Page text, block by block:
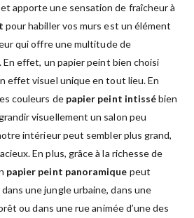
apporte une sensation de fraîcheur à
pour habiller vos murs est un élément
qui offre une multitude de
effet, un papier peint bien choisi
effet visuel unique en tout lieu. En
couleurs de papier peint intissébien
visuellement un salon peu
intérieur peut sembler plus grand,
En plus, grâce à la richesse de
papier peint panoramique peut
une jungle urbaine, dans une
ou dans une rue animée d’une des